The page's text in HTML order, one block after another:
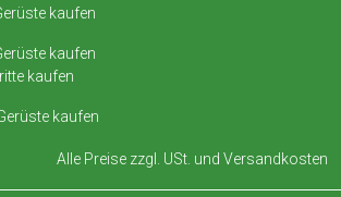
kaufen
kaufen
kaufen
kaufen
Alle Preise zzgl. USt. und Versandkosten